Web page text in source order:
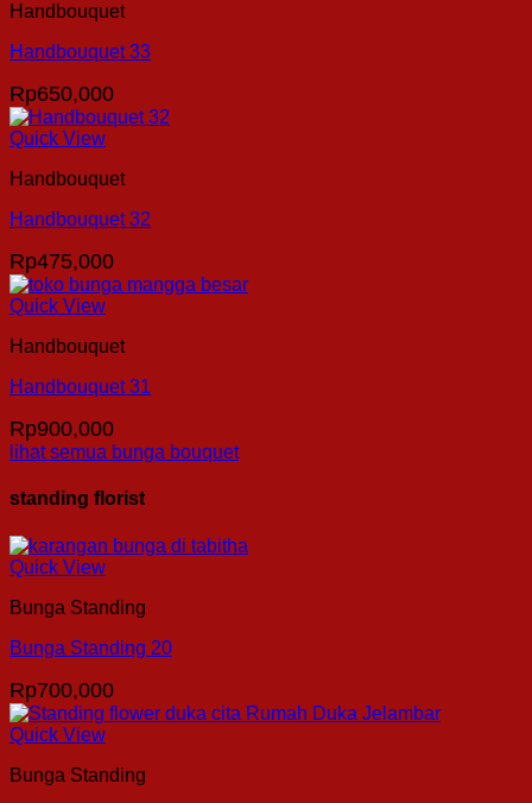
Handbouquet
Handbouquet 33
Rp650,000
Quick View
Handbouquet
Handbouquet 32
Rp475,000
Quick View
Handbouquet
Handbouquet 31
Rp900,000
lihat semua bunga bouquet
standing florist
Quick View
Bunga Standing
Bunga Standing 20
Rp700,000
Quick View
Bunga Standing